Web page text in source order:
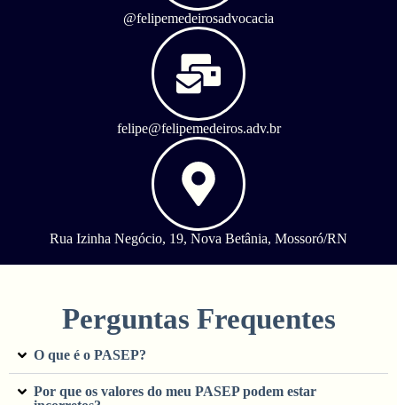
@felipemedeirosadvocacia
felipe@felipemedeiros.adv.br
Rua Izinha Negócio, 19, Nova Betânia, Mossoró/RN
Perguntas Frequentes
O que é o PASEP?
Por que os valores do meu PASEP podem estar